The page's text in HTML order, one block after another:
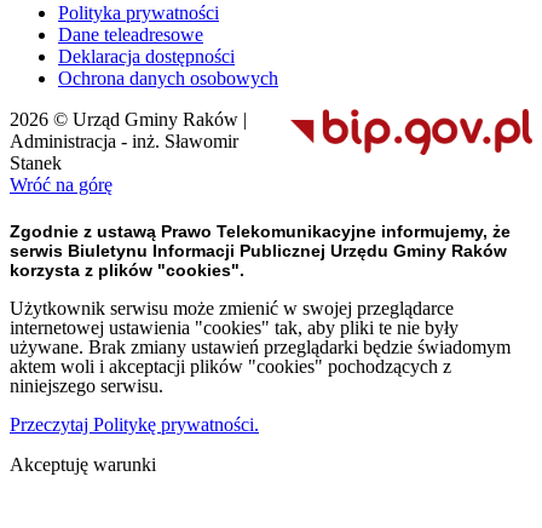
Polityka prywatności
Dane teleadresowe
Deklaracja dostępności
Ochrona danych osobowych
2026 © Urząd Gminy Raków |
Administracja - inż. Sławomir
Stanek
Wróć na górę
Zgodnie z ustawą Prawo Telekomunikacyjne informujemy, że
serwis Biuletynu Informacji Publicznej Urzędu Gminy Raków
korzysta z plików "cookies".
Użytkownik serwisu może zmienić w swojej przeglądarce
internetowej ustawienia "cookies" tak, aby pliki te nie były
używane. Brak zmiany ustawień przeglądarki będzie świadomym
aktem woli i akceptacji plików "cookies" pochodzących z
niniejszego serwisu.
Przeczytaj Politykę prywatności.
Akceptuję warunki